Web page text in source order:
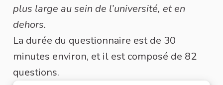
plus large au sein de l’université, et en
dehors.
La durée du questionnaire est de 30
minutes environ, et il est composé de 82
questions.